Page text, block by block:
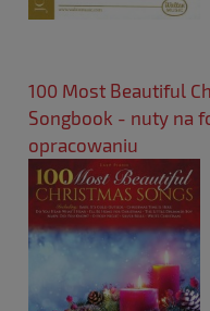
100 Most Beautiful
Songbook - nuty na
opracowaniu